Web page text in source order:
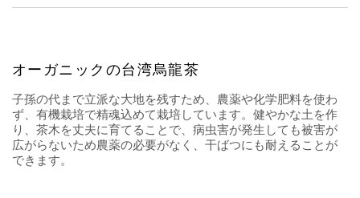
オーガニックの台湾烏龍茶
子孫の代まで立派な大地を残すため、農薬や化学肥料を使わ
ず、有機栽培で精魂込めて栽培しています。健やかな土を作
り、茶木を丈夫に育てることで、病虫害が発生しても被害が
広がらないため農薬の必要がなく、干ばつにも耐えることが
できます。